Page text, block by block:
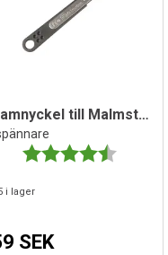
Stramnyckel till Malmsten Simlinor
Betyg:
i lager
SEK